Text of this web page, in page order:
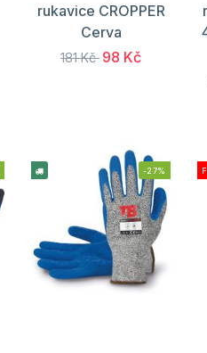
rukavice CROPPER
Cerva
181 Kč 98 Kč
-27%